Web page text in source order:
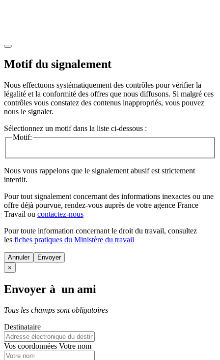
Motif du signalement
Nous effectuons systématiquement des contrôles pour vérifier la
légalité et la conformité des offres que nous diffusons. Si malgré ces
contrôles vous constatez des contenus inappropriés, vous pouvez
nous le signaler.
Sélectionnez un motif dans la liste ci-dessous :
Motif:
Nous vous rappelons que le signalement abusif est strictement
interdit.
Pour tout signalement concernant des informations inexactes ou une
offre déjà pourvue, rendez-vous auprès de votre agence France
Travail ou contactez-nous
Pour toute information concernant le droit du travail, consultez
les fiches pratiques du Ministère du travail
Annuler
×
Envoyer à un ami
Tous les champs sont obligatoires
Destinataire
Vos coordonnées Votre nom